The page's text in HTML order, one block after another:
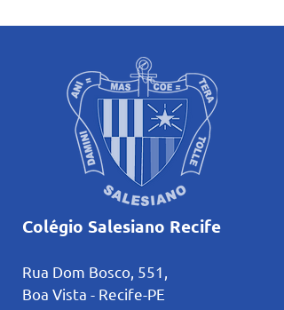
voltadas ao mês mariano.
Colégio Salesiano Recife
Rua Dom Bosco, 551,
Boa Vista - Recife-PE